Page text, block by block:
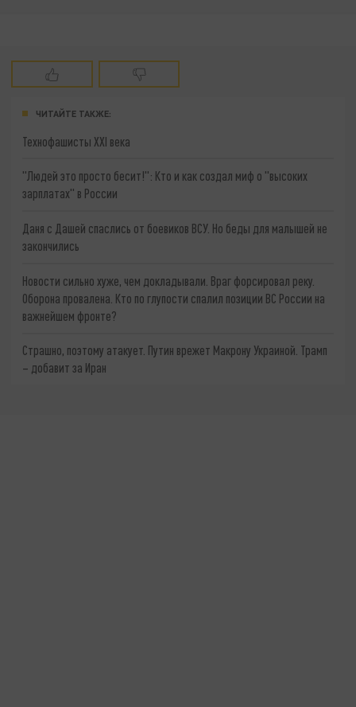
ЧИТАЙТЕ ТАКЖЕ:
Технофашисты XXI века
"Людей это просто бесит!": Кто и как создал миф о "высоких
зарплатах" в России
Даня с Дашей спаслись от боевиков ВСУ. Но беды для малышей не
закончились
Новости сильно хуже, чем докладывали. Враг форсировал реку.
Оборона провалена. Кто по глупости спалил позиции ВС России на
важнейшем фронте?
Страшно, поэтому атакует. Путин врежет Макрону Украиной. Трамп
– добавит за Иран